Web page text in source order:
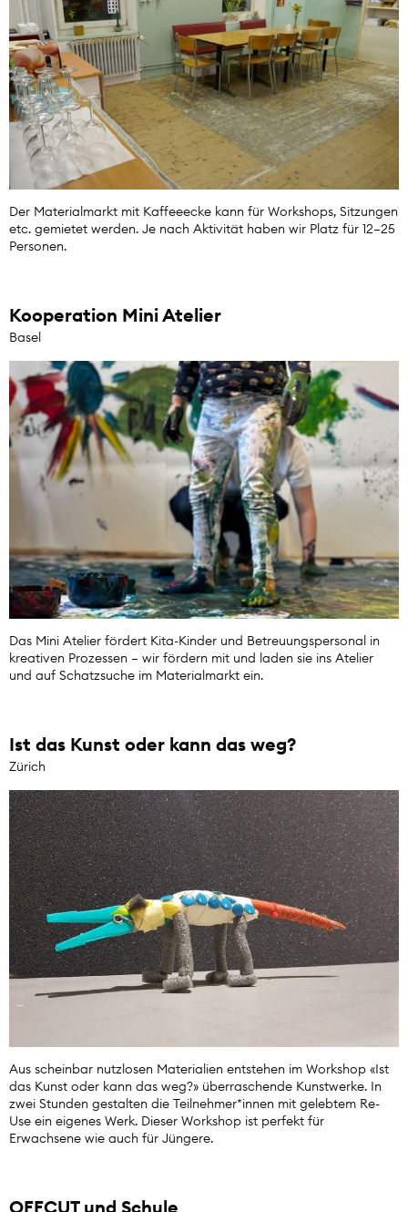
Der Materialmarkt mit Kaffeeecke kann für Workshops, Sitzungen
etc. gemietet werden. Je nach Aktivität haben wir Platz für 12–25
Personen.
Kooperation Mini Atelier
Basel
Das Mini Atelier fördert Kita-Kinder und Betreuungspersonal in
kreativen Prozessen – wir fördern mit und laden sie ins Atelier
und auf Schatzsuche im Materialmarkt ein.
Ist das Kunst oder kann das weg?
Zürich
Aus scheinbar nutzlosen Materialien entstehen im Workshop «Ist
das Kunst oder kann das weg?» überraschende Kunstwerke. In
zwei Stunden gestalten die Teilnehmer*innen mit gelebtem Re-
Use ein eigenes Werk. Dieser Workshop ist perfekt für
Erwachsene wie auch für Jüngere.
OFFCUT und Schule